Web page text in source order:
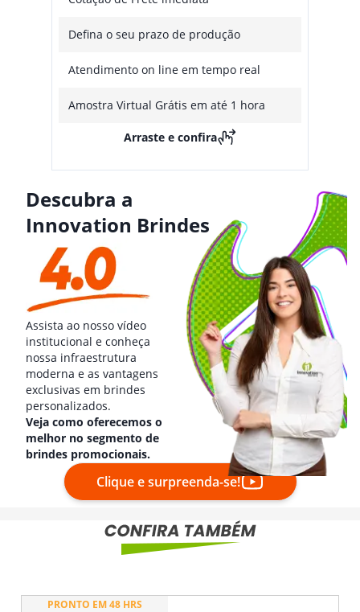
Defina o seu prazo de produção
Atendimento on line em tempo real
Amostra Virtual Grátis em até 1 hora
Arraste e confira
Descubra a
Innovation Brindes
Assista ao nosso vídeo
institucional e conheça
nossa infraestrutura
moderna e as vantagens
exclusivas em brindes
personalizados.
Veja como oferecemos o
melhor no segmento de
brindes promocionais.
Clique e surpreenda-se!
PRONTO EM 48 HRS